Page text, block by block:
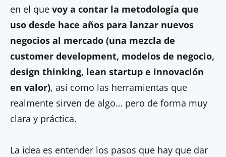
en el que voy a contar la metodología que
uso desde hace años para lanzar nuevos
negocios al mercado (una mezcla de
customer development, modelos de negocio,
design thinking, lean startup e innovación
en valor), así como las herramientas que
realmente sirven de algo… pero de forma muy
clara y práctica.
La idea es entender los pasos que hay que dar